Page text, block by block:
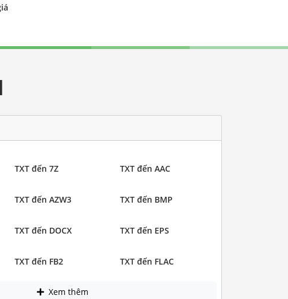
TXT đến 7Z TXT đến AAC
TXT đến AZW3 TXT đến BMP
TXT đến DOCX TXT đến EPS
TXT đến FB2 TXT đến FLAC
Xem thêm